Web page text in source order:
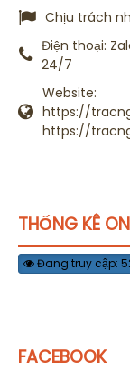
Chịu trách
Điện thoại:
24/7
Website:
https://
https://
THỐNG KÊ
Đang truy cập:
FACEBOOK